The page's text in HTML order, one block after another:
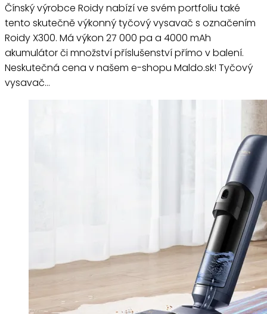
Čínský výrobce Roidy nabízí ve svém portfoliu také
tento skutečně výkonný tyčový vysavač s označením
Roidy X300. Má výkon 27 000 pa a 4000 mAh
akumulátor či množství příslušenství přímo v balení.
Neskutečná cena v našem e-shopu Maldo.sk! Tyčový
vysavač…